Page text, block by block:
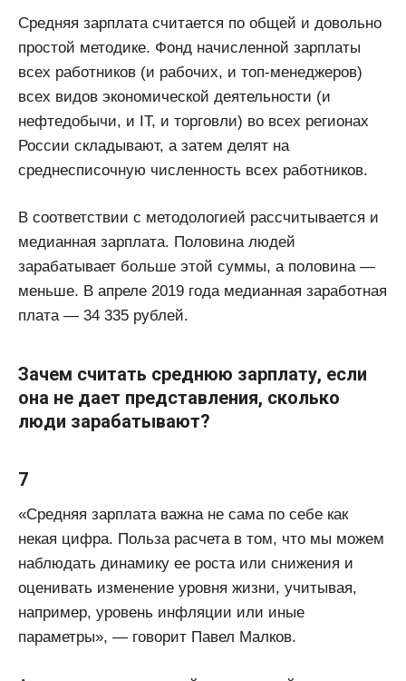
Средняя зарплата считается по общей и довольно
простой методике. Фонд начисленной зарплаты
всех работников (и рабочих, и топ-менеджеров)
всех видов экономической деятельности (и
нефтедобычи, и IT, и торговли) во всех регионах
России складывают, а затем делят на
среднесписочную численность всех работников.
В соответствии с методологией рассчитывается и
медианная зарплата. Половина людей
зарабатывает больше этой суммы, а половина —
меньше. В апреле 2019 года медианная заработная
плата — 34 335 рублей.
Зачем считать среднюю зарплату, если
она не дает представления, сколько
люди зарабатывают?
7
«Средняя зарплата важна не сама по себе как
некая цифра. Польза расчета в том, что мы можем
наблюдать динамику ее роста или снижения и
оценивать изменение уровня жизни, учитывая,
например, уровень инфляции или иные
параметры», — говорит Павел Малков.